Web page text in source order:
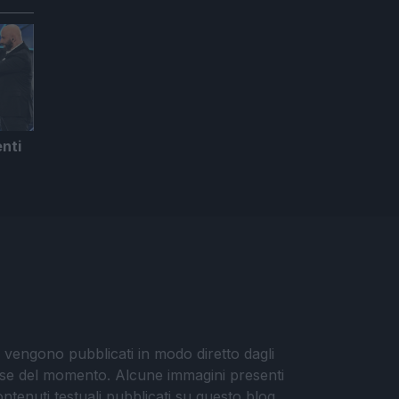
pubblicati in modo diretto dagli
del momento. Alcune immagini presenti